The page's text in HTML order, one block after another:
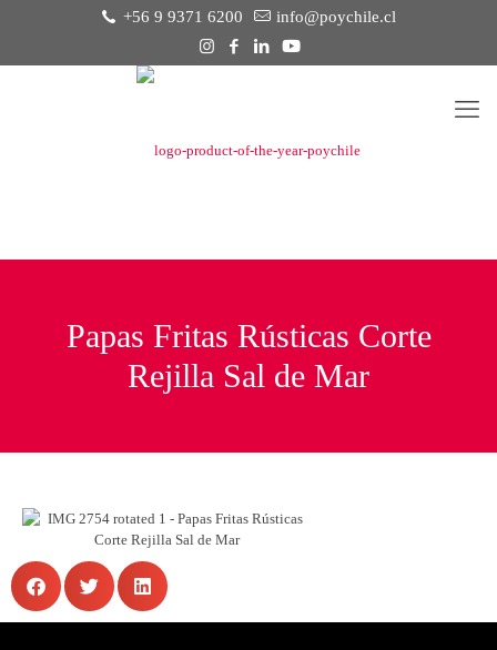
+56 9 9371 6200 info@poychile.cl
Papas Fritas Rústicas Corte
Rejilla Sal de Mar